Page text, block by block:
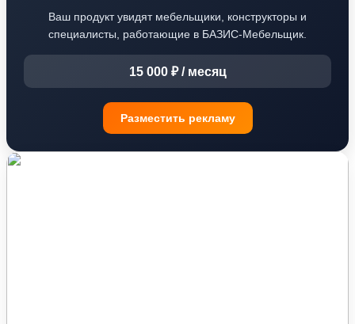
Ваш продукт увидят мебельщики, конструкторы и
специалисты, работающие в БАЗИС-Мебельщик.
15 000 ₽ / месяц
Разместить рекламу